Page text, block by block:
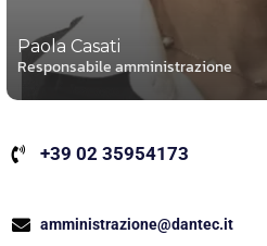
Paola Casati
Responsabile amministrazione
+39 02 35954173
amministrazione@dantec.it